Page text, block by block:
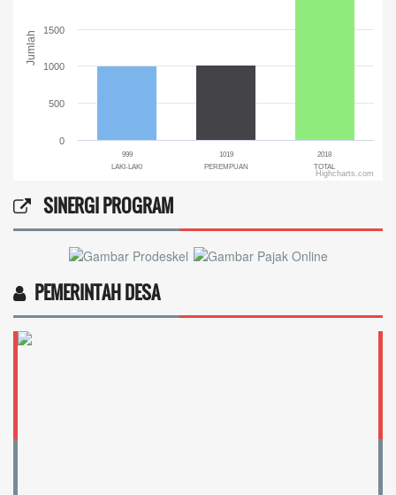
Jumlah
999
LAKI-LAKI
1019
PEREMPUAN
2018
TOTAL
0
500
1000
1500
Highcharts.com
SINERGI PROGRAM
PEMERINTAH DESA